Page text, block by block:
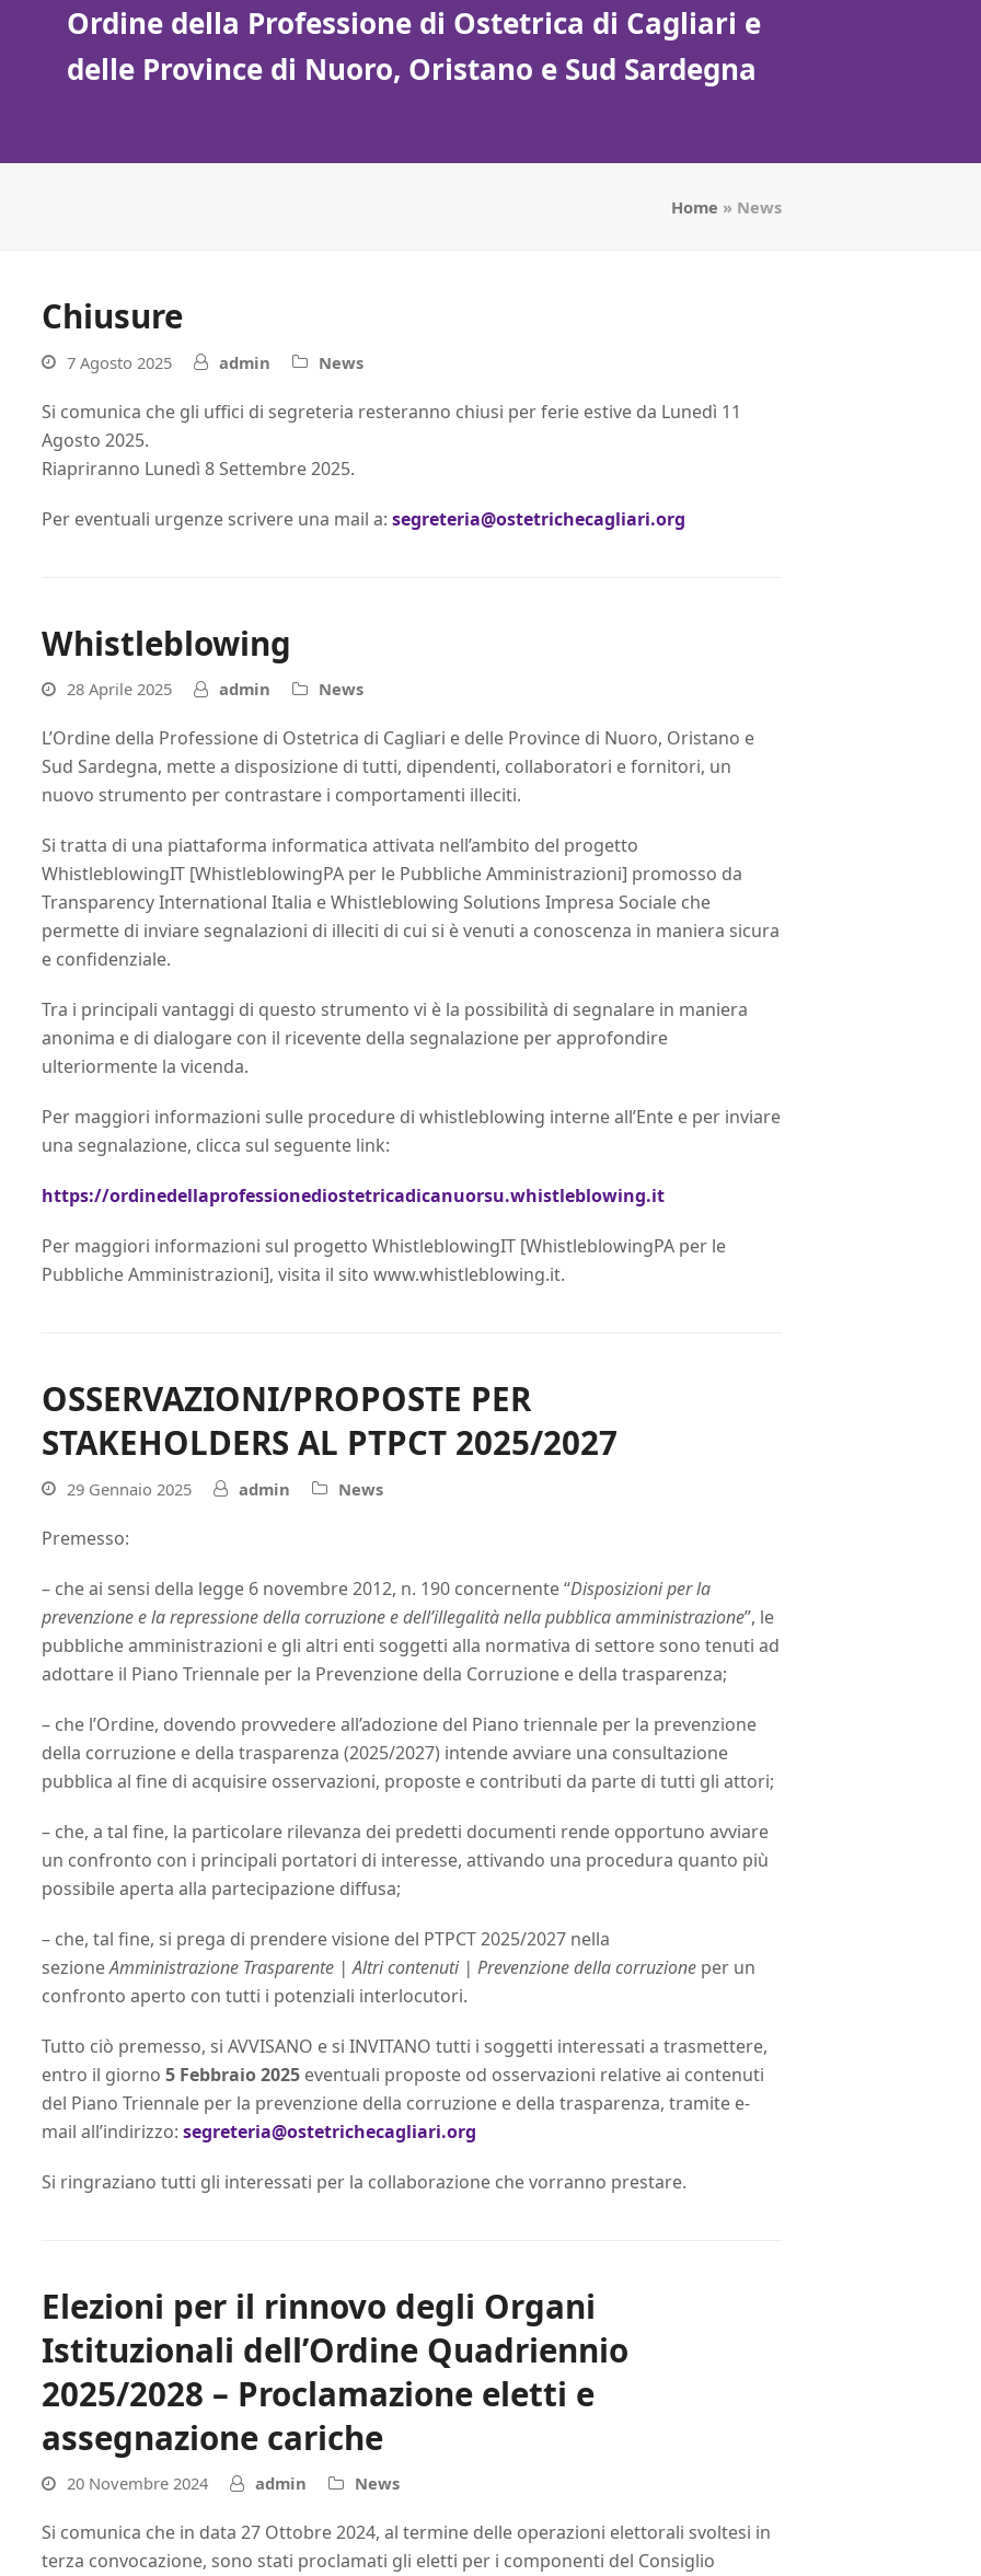
Ordine della Professione di Ostetrica di Cagliari e
delle Province di Nuoro, Oristano e Sud Sardegna
Home » News
Chiusure
7 Agosto 2025 admin News
Si comunica che gli uffici di segreteria resteranno chiusi per ferie estive da Lunedì 11
Agosto 2025.
Riapriranno Lunedì 8 Settembre 2025.
Per eventuali urgenze scrivere una mail a: segreteria@ostetrichecagliari.org
Whistleblowing
28 Aprile 2025 admin News
L’Ordine della Professione di Ostetrica di Cagliari e delle Province di Nuoro, Oristano e
Sud Sardegna, mette a disposizione di tutti, dipendenti, collaboratori e fornitori, un
nuovo strumento per contrastare i comportamenti illeciti.
Si tratta di una piattaforma informatica attivata nell’ambito del progetto
WhistleblowingIT [WhistleblowingPA per le Pubbliche Amministrazioni] promosso da
Transparency International Italia e Whistleblowing Solutions Impresa Sociale che
permette di inviare segnalazioni di illeciti di cui si è venuti a conoscenza in maniera sicura
e confidenziale.
Tra i principali vantaggi di questo strumento vi è la possibilità di segnalare in maniera
anonima e di dialogare con il ricevente della segnalazione per approfondire
ulteriormente la vicenda.
Per maggiori informazioni sulle procedure di whistleblowing interne all’Ente e per inviare
una segnalazione, clicca sul seguente link:
https://ordinedellaprofessionediostetricadicanuorsu.whistleblowing.it
Per maggiori informazioni sul progetto WhistleblowingIT [WhistleblowingPA per le
Pubbliche Amministrazioni], visita il sito www.whistleblowing.it.
OSSERVAZIONI/PROPOSTE PER
STAKEHOLDERS AL PTPCT 2025/2027
29 Gennaio 2025 admin News
Premesso:
– che ai sensi della legge 6 novembre 2012, n. 190 concernente “Disposizioni per la
prevenzione e la repressione della corruzione e dell’illegalità nella pubblica amministrazione”, le
pubbliche amministrazioni e gli altri enti soggetti alla normativa di settore sono tenuti ad
adottare il Piano Triennale per la Prevenzione della Corruzione e della trasparenza;
– che l’Ordine, dovendo provvedere all’adozione del Piano triennale per la prevenzione
della corruzione e della trasparenza (2025/2027) intende avviare una consultazione
pubblica al fine di acquisire osservazioni, proposte e contributi da parte di tutti gli attori;
– che, a tal fine, la particolare rilevanza dei predetti documenti rende opportuno avviare
un confronto con i principali portatori di interesse, attivando una procedura quanto più
possibile aperta alla partecipazione diffusa;
– che, tal fine, si prega di prendere visione del PTPCT 2025/2027 nella
sezioneAmministrazione Trasparente | Altri contenuti | Prevenzione della corruzioneper un
confronto aperto con tutti i potenziali interlocutori.
Tutto ciò premesso, si AVVISANO e si INVITANO tutti i soggetti interessati a trasmettere,
entro il giorno 5 Febbraio 2025 eventuali proposte od osservazioni relative ai contenuti
del Piano Triennale per la prevenzione della corruzione e della trasparenza, tramite e-
mail all’indirizzo: segreteria@ostetrichecagliari.org
Si ringraziano tutti gli interessati per la collaborazione che vorranno prestare.
Elezioni per il rinnovo degli Organi
Istituzionali dell’Ordine Quadriennio
2025/2028 – Proclamazione eletti e
assegnazione cariche
20 Novembre 2024 admin News
Si comunica che in data 27 Ottobre 2024, al termine delle operazioni elettorali svoltesi in
terza convocazione, sono stati proclamati gli eletti per i componenti del Consiglio